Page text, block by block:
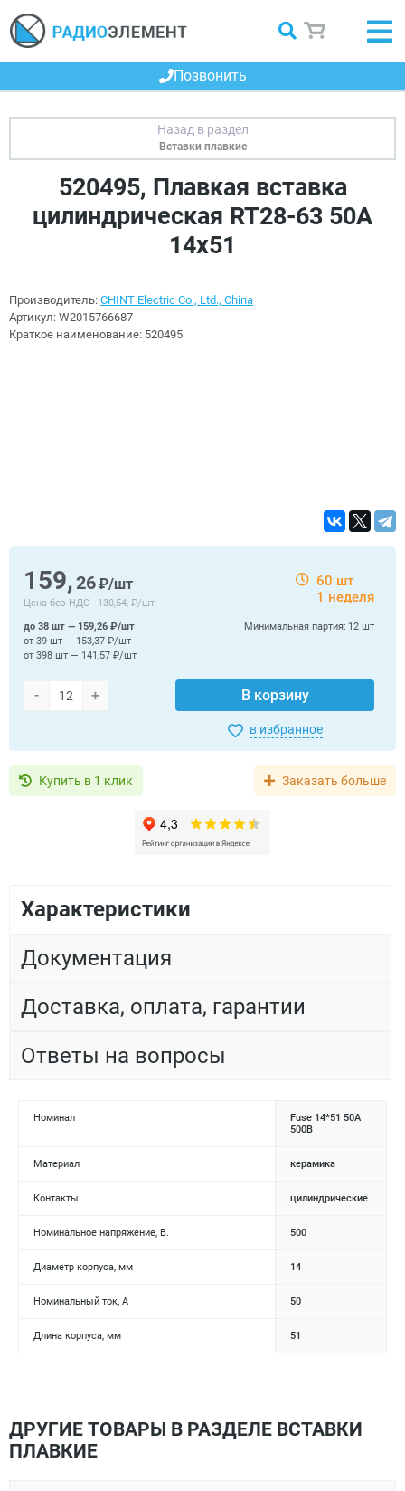
Позвонить
Вставки плавкие
520495, Плавкая вставка
цилиндрическая RT28-63 50A
14х51
Производитель: CHINT Electric Co., Ltd., China
Артикул: W2015766687
Краткое наименование: 520495
159,26₽/шт
Цена без НДС - 130,54, ₽/шт
60 шт
1 неделя
- + В корзину
Минимальная партия: 12 шт
до 38 шт — 159,26 ₽/шт
от 39 шт — 153,37 ₽/шт
от 398 шт — 141,57 ₽/шт
в избранное
Купить в 1 клик Заказать больше
Характеристики
Документация
Доставка, оплата, гарантии
Ответы на вопросы
Номинал
Fuse 14*51 50А
500В
Материал керамика
Контакты цилиндрические
Номинальное напряжение, В. 500
Диаметр корпуса, мм 14
Номинальный ток, А 50
Длина корпуса, мм 51
ДРУГИЕ ТОВАРЫ В РАЗДЕЛЕ ВСТАВКИ
ПЛАВКИЕ